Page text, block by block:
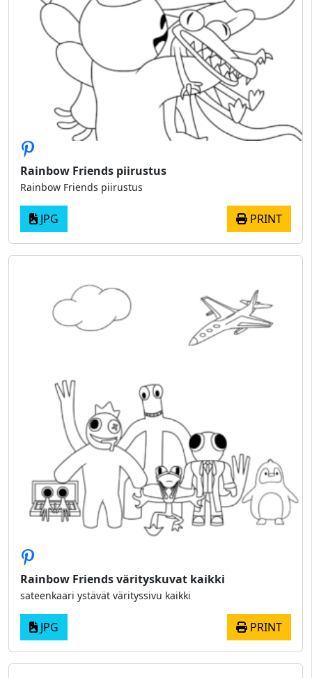
Rainbow Friends piirustus
Rainbow Friends piirustus
JPG PRINT
Rainbow Friends värityskuvat kaikki
sateenkaari ystävät värityssivu kaikki
JPG PRINT